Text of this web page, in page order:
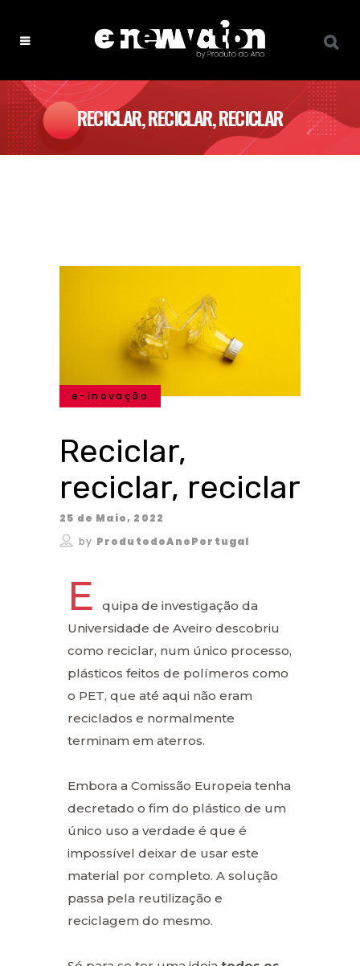
RECICLAR, RECICLAR, RECICLAR
e-inovação
Reciclar,
reciclar, reciclar
25 de Maio, 2022
by ProdutodoAnoPortugal
E
quipa de investigação da
Universidade de Aveiro descobriu
como reciclar, num único processo,
plásticos feitos de polímeros como
o PET, que até aqui não eram
reciclados e normalmente
terminam em aterros.
Embora a Comissão Europeia tenha
decretado o fim do plástico de um
único uso a verdade é que é
impossível deixar de usar este
material por completo. A solução
passa pela reutilização e
reciclagem do mesmo.